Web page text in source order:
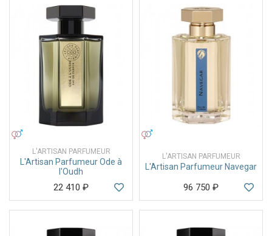
L'ARTISAN PARFUMEUR
L'Artisan Parfumeur Ode à
l'Oudh
22 410 ₽
L'ARTISAN PARFUMEUR
L'Artisan Parfumeur Navegar
96 750 ₽